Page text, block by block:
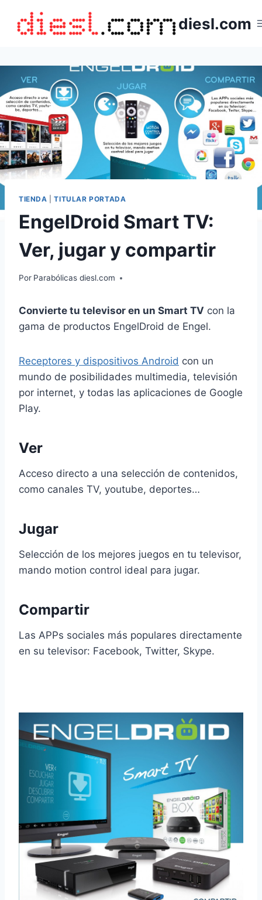
contenido
diesl.com
TIENDA |TITULAR PORTADA
EngelDroid Smart TV:
Ver, jugar y compartir
Por Parabólicas diesl.com
Convierte tu televisor en un Smart TV con la
gama de productos EngelDroid de Engel.
Receptores y dispositivos Android con un
mundo de posibilidades multimedia, televisión
por internet, y todas las aplicaciones de Google
Play.
Ver
Acceso directo a una selección de contenidos,
como canales TV, youtube, deportes…
Jugar
Selección de los mejores juegos en tu televisor,
mando motion control ideal para jugar.
Compartir
Las APPs sociales más populares directamente
en su televisor: Facebook, Twitter, Skype.